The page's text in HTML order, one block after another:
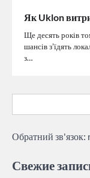
Як Uklon
Ще десять років
шансів з’їдять
з…
Обратний зв'язок:
Свежие